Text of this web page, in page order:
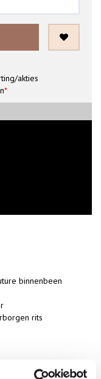
binnenbeen
rits
akties
*